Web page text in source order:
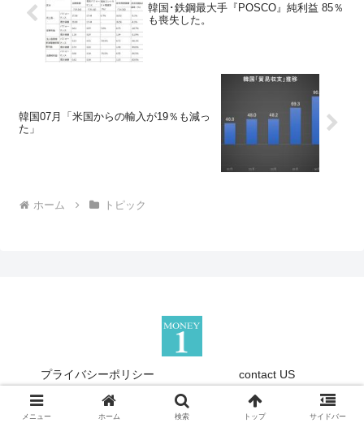
韓国･鉄鋼最大手『POSCO』純利益 85％
も喪失した。
韓国07月「米国からの輸入が19％も減っ
た」
ホーム トピック
プライバシーポリシー contact US
Copyright © 2013-2026 『Money1』 All Rights Reserved.
メニュー ホーム 検索 トップ サイドバー